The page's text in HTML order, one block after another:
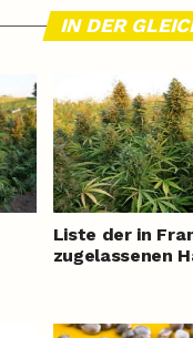
IN DER
Liste der in
zugelassenen